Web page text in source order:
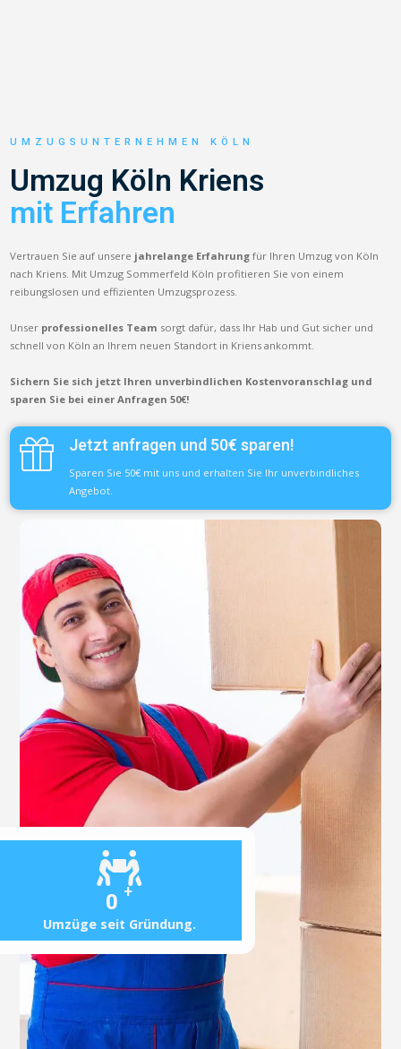
0 +
Umzüge seit Gründung.
UMZUGSUNTERNEHMEN KÖLN
Umzug Köln Kriens
mit Erfahren
Vertrauen Sie auf unsere jahrelange Erfahrung für Ihren Umzug von Köln
nach Kriens. Mit Umzug Sommerfeld Köln profitieren Sie von einem
reibungslosen und effizienten Umzugsprozess.
Unser professionelles Team sorgt dafür, dass Ihr Hab und Gut sicher und
schnell von Köln an Ihrem neuen Standort in Kriens ankommt.
Sichern Sie sich jetzt Ihren unverbindlichen Kostenvoranschlag und
sparen Sie bei einer Anfragen 50€!
Jetzt anfragen und 50€ sparen!
Sparen Sie 50€ mit uns und erhalten Sie Ihr unverbindliches
Angebot.